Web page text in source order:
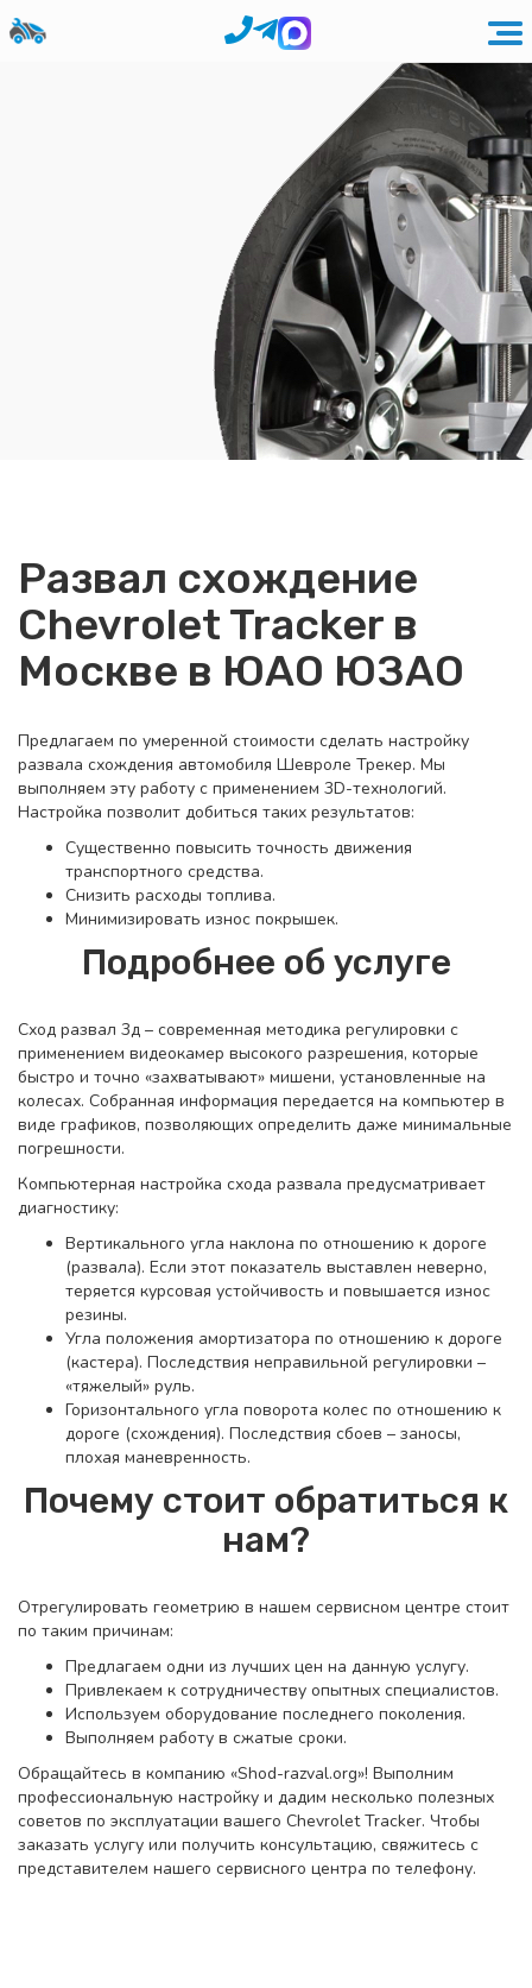
Развал схождение
Chevrolet Tracker в
Москве в ЮАО ЮЗАО
Предлагаем по умеренной стоимости сделать настройку
развала схождения автомобиля Шевроле Трекер. Мы
выполняем эту работу с применением 3D-технологий.
Настройка позволит добиться таких результатов:
Существенно повысить точность движения
транспортного средства.
Снизить расходы топлива.
Минимизировать износ покрышек.
Подробнее об услуге
Сход развал 3д – современная методика регулировки с
применением видеокамер высокого разрешения, которые
быстро и точно «захватывают» мишени, установленные на
колесах. Собранная информация передается на компьютер в
виде графиков, позволяющих определить даже минимальные
погрешности.
Компьютерная настройка схода развала предусматривает
диагностику:
Вертикального угла наклона по отношению к дороге
(развала). Если этот показатель выставлен неверно,
теряется курсовая устойчивость и повышается износ
резины.
Угла положения амортизатора по отношению к дороге
(кастера). Последствия неправильной регулировки –
«тяжелый» руль.
Горизонтального угла поворота колес по отношению к
дороге (схождения). Последствия сбоев – заносы,
плохая маневренность.
Почему стоит обратиться к
нам?
Отрегулировать геометрию в нашем сервисном центре стоит
по таким причинам:
Предлагаем одни из лучших цен на данную услугу.
Привлекаем к сотрудничеству опытных специалистов.
Используем оборудование последнего поколения.
Выполняем работу в сжатые сроки.
Обращайтесь в компанию «Shod-razval.org»! Выполним
профессиональную настройку и дадим несколько полезных
советов по эксплуатации вашего Chevrolet Tracker. Чтобы
заказать услугу или получить консультацию, свяжитесь с
представителем нашего сервисного центра по телефону.